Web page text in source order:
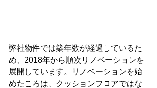
弊社物件では築年数が経過しているた
め、2018年から順次リノベーションを
展開しています。リノベーションを始
めたころは、クッションフロアではな